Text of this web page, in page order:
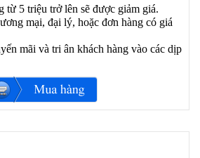
từ 5 triệu trở lên sẽ được giảm giá.
mại, đại lý, hoặc đơn hàng có giá
mãi và tri ân khách hàng vào các dịp